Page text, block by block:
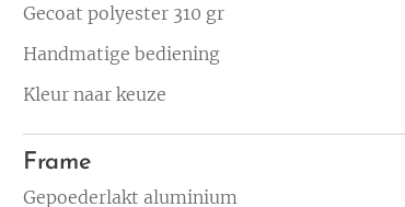
Gecoat polyester 310 gr
Handmatige bediening
Kleur naar keuze
Frame
Gepoederlakt aluminium